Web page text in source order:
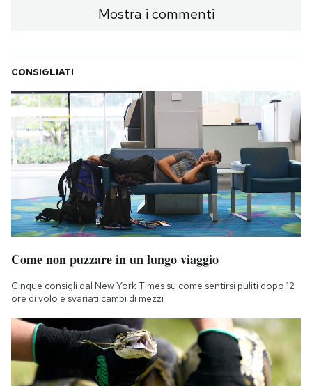
I MIEI PREFERITI
SHOP
CALENDARIO
AREA PERSONALE
Area Personale
Notifiche mobile
Hai bisogno di aiuto?
Mostra i commenti
CONSIGLIATI
Come non puzzare in un lungo viaggio
Cinque consigli dal New York Times su come sentirsi puliti dopo 12
ore di volo e svariati cambi di mezzi